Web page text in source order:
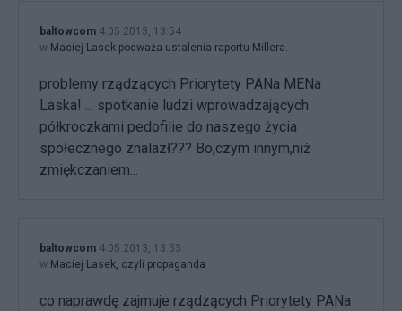
baltowcom 4.05.2013, 13:54
w Maciej Lasek podważa ustalenia raportu Millera.
problemy rządzących Priorytety PANa MENa
Laska! ... spotkanie ludzi wprowadzających
półkroczkami pedofilie do naszego życia
społecznego znalazł??? Bo,czym innym,niż
zmiękczaniem...
baltowcom 4.05.2013, 13:53
w Maciej Lasek, czyli propaganda
co naprawdę zajmuje rządzących Priorytety PANa